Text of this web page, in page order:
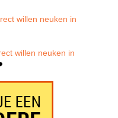
willen neuken in
willen neuken in